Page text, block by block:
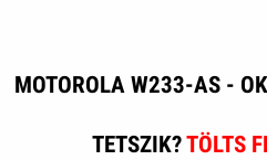
MOTOROLA W233-AS -
TETSZIK?TÖLTS